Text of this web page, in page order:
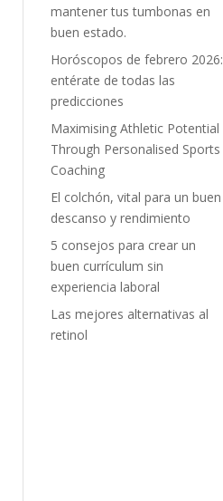
mantener tus tumbonas en
buen estado.
Horóscopos de febrero 2026:
entérate de todas las
predicciones
Maximising Athletic Potential
Through Personalised Sports
Coaching
El colchón, vital para un buen
descanso y rendimiento
5 consejos para crear un
buen currículum sin
experiencia laboral
Las mejores alternativas al
retinol